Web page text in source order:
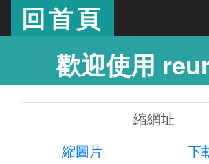
回首頁
歡迎使用
縮網址
縮圖片
下